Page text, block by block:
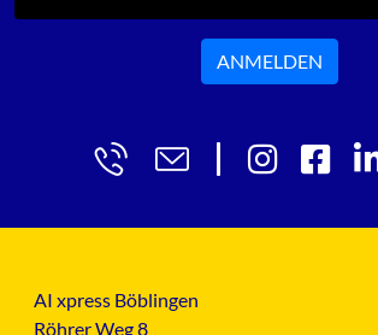
ANMELDEN
AI xpress Böblingen
Röhrer Weg 8